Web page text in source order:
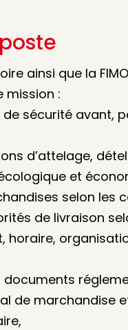
ainsi que la
mission :
sécurité avant,
d’attelage,
et
selon les
de livraison
horaire,
documents
de marchandise